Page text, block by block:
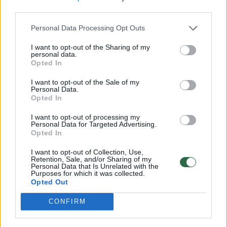
Personal Data Processing Opt Outs
I want to opt-out of the Sharing of my
personal data.
Opted In
I want to opt-out of the Sale of my
Personal Data.
Opted In
I want to opt-out of processing my
Personal Data for Targeted Advertising.
Opted In
I want to opt-out of Collection, Use,
Retention, Sale, and/or Sharing of my
Personal Data that Is Unrelated with the
Purposes for which it was collected.
Opted Out
CONFIRM
„Šiuo metu didžiausias dėmesys asmenų su
negalia teisių užtikrinime skiriamas viešajam
sektoriui. Tačiau privačiam sektoriui taip pat
tenka socialinė atsakomybė užtikrinti lygias
galimybes visiems piliečiams, įskaitant
asmenis su negalia. Kuo daugiau asmenų su
negalia dalyvaus darbo rinkoje, tuo greičiau
keisis visuomenės požiūris į jų galimybes bei
potencialą“, – sako L. Kukuraitis.
Politikas atkreipia dėmesį į tai, kad daugelis